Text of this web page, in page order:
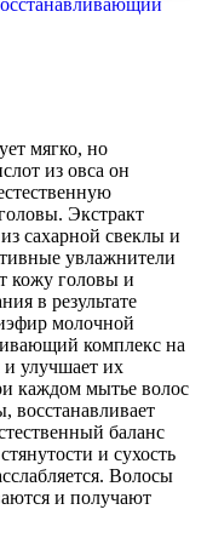
мягко, но
из овса он
Экстракт
сахарной свеклы и
увлажнители
кожу головы и
в результате
молочной
комплекс на
и улучшает их
каждом мытье волос
восстанавливает
баланс
и сухость
Волосы
и получают